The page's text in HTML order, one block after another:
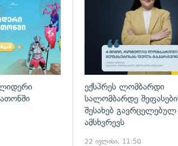
ექსპრეს ლომბარდი
სალომბარდე
შესახებ გავრცელებულ
ამსხვრევს
22 ივლისი, 11:50